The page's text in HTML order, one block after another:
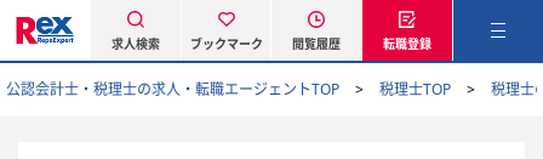
求人検索 ブックマーク 閲覧履歴 転職登録
公認会計士・税理士の求人・転職エージェントTOP 税理士TOP 税理士